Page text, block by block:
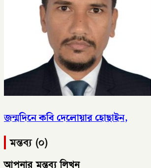
জন্মদিনে কবি দেলোয়ার হোছাইন,
মন্তব্য (০)
আপনার মন্তব্য লিখুন